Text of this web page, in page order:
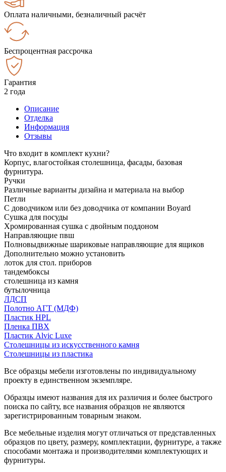
Оплата наличными, безналичный расчёт
Беспроцентная рассрочка
Гарантия
2 года
Описание
Отделка
Информация
Отзывы
Что входит в комплект кухни?
Корпус, влагостойкая столешница, фасады, базовая
фурнитура.
Ручки
Различные варианты дизайна и материала на выбор
Петли
С доводчиком или без доводчика от компании Boyard
Сушка для посуды
Хромированная сушка с двойным поддоном
Направляющие пвш
Полновыдвижные шариковые направляющие для ящиков
Дополнительно можно установить
лоток для стол. приборов
тандембоксы
столешница из камня
бутылочница
ЛДСП
Полотно АГТ (МДФ)
Пластик HPL
Пленка ПВХ
Пластик Alvic Luxe
Столешницы из искусственного камня
Столешницы из пластика
Все образцы мебели изготовлены по индивидуальному
проекту в единственном экземпляре.
Образцы имеют названия для их различия и более быстрого
поиска по сайту, все названия образцов не являются
зарегистрированным товарным знаком.
Все мебельные изделия могут отличаться от представленных
образцов по цвету, размеру, комплектации, фурнитуре, а также
способами монтажа и производителями комплектующих и
фурнитуры.